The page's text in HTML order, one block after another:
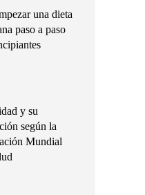
una dieta
paso a paso
y su
según la
Mundial